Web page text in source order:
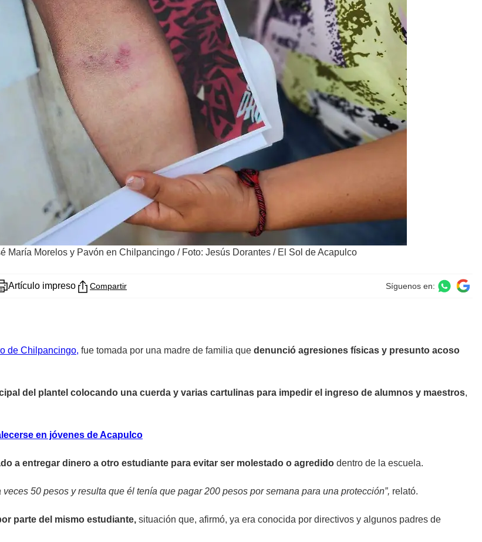
María Morelos y Pavón en Chilpancingo / Foto: Jesús Dorantes / El Sol de Acapulco
Artículo impreso Compartir Síguenos en:
de Chilpancingo, fue tomada por una madre de familia que denunció agresiones físicas y presunto acoso
del plantel colocando una cuerda y varias cartulinas para impedir el ingreso de alumnos y maestros,
en jóvenes de Acapulco
a entregar dinero a otro estudiante para evitar ser molestado o agredido dentro de la escuela.
50 pesos y resulta que él tenía que pagar 200 pesos por semana para una protección”, relató.
parte del mismo estudiante, situación que, afirmó, ya era conocida por directivos y algunos padres de